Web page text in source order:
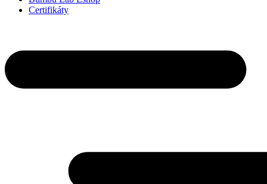
Certifikáty